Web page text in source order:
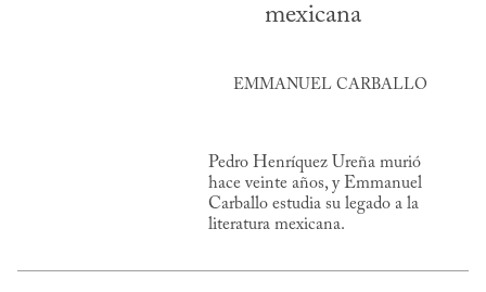
mexicana
EMMANUEL CARBALLO
Pedro Henríquez Ureña murió
hace veinte años, y Emmanuel
Carballo estudia su legado a la
literatura mexicana.